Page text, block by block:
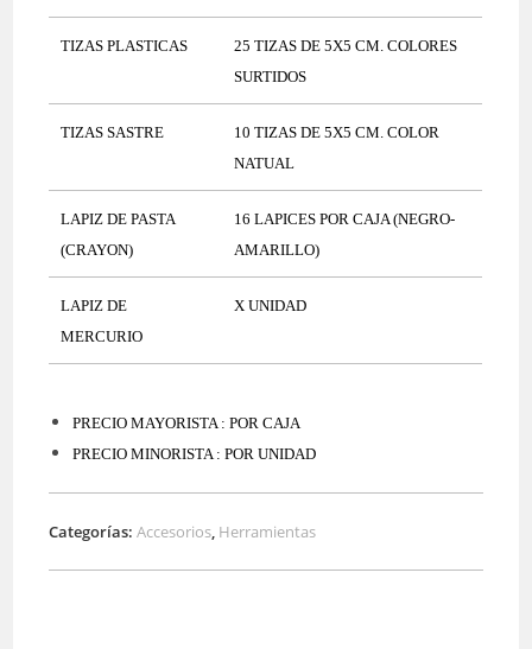
TIZAS PLASTICAS
25 TIZAS DE 5X5 CM. COLORES
SURTIDOS
TIZAS SASTRE
10 TIZAS DE 5X5 CM. COLOR
NATUAL
LAPIZ DE PASTA
(CRAYON)
16 LAPICES POR CAJA (NEGRO-
AMARILLO)
LAPIZ DE
MERCURIO
X UNIDAD
PRECIO MAYORISTA : POR CAJA
PRECIO MINORISTA : POR UNIDAD
Categorías:Accesorios, Herramientas